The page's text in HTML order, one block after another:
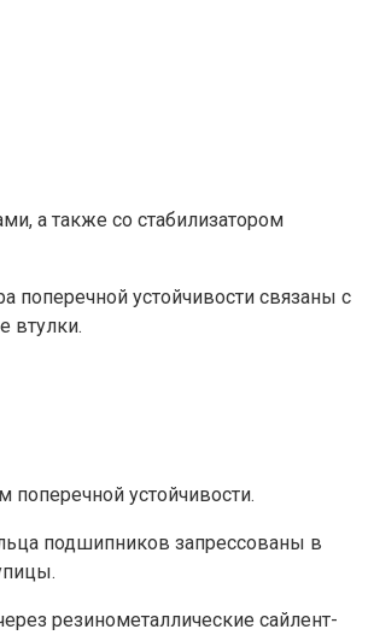
а также со стабилизатором
поперечной устойчивости связаны с
втулки.
поперечной устойчивости.
подшипников запрессованы в
резинометаллические сайлент-